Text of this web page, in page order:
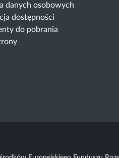
danych osobowych
dostępności
do pobrania